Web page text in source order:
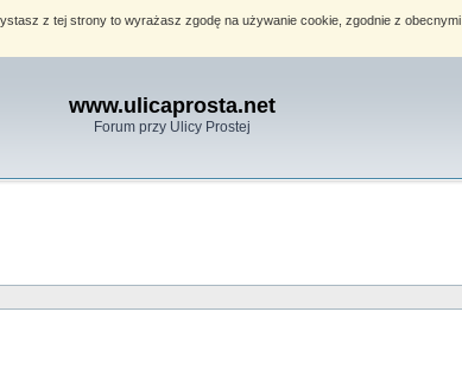
z tej strony to wyrażasz zgodę na używanie cookie, zgodnie z obecnymi
www.ulicaprosta.net
Forum przy Ulicy Prostej